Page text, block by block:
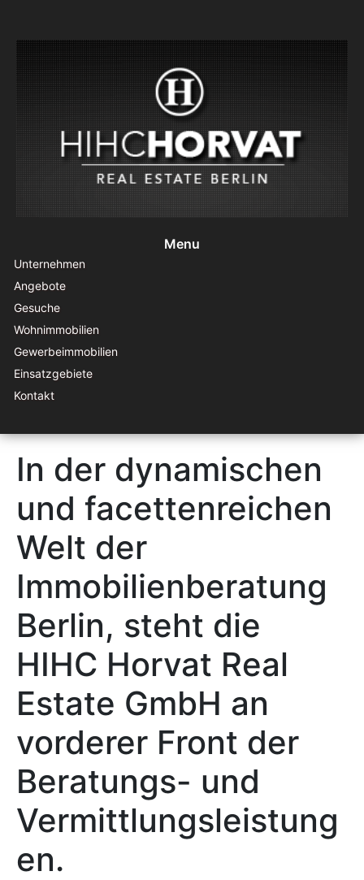
Menu
Unternehmen
Angebote
Gesuche
Wohnimmobilien
Gewerbeimmobilien
Einsatzgebiete
Kontakt
In der dynamischen
und facettenreichen
Welt der
Immobilienberatung
Berlin, steht die
HIHC Horvat Real
Estate GmbH an
vorderer Front der
Beratungs- und
Vermittlungsleistung
en.